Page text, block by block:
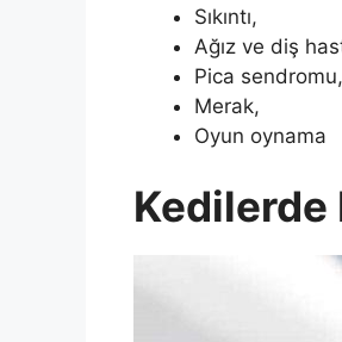
Sıkıntı,
Ağız ve diş
Pica sendromu,
Merak,
Oyun oynama
Kedilerde